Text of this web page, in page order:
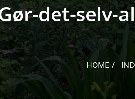
det-selv-
HOME